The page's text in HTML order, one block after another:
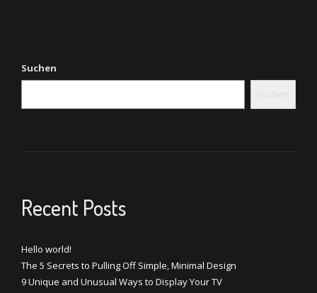
Suchen
Recent Posts
Hello world!
The 5 Secrets to Pulling Off Simple, Minimal Design
9 Unique and Unusual Ways to Display Your TV